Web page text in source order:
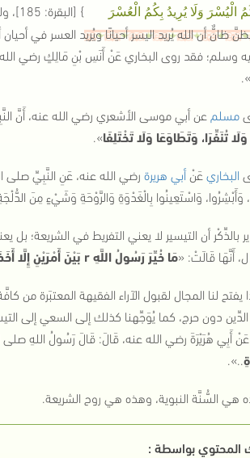
الْيُسْرَ وَلَا يُرِيدُ بِكُمُ الْعُسْرَ
} [البقرة: 185]
،
ظانٌّ أن الله يُريد اليسر أحيانًا ويُريد العسر في
وسلم؛ فقد روى البخاري عَنْ أَنَسِ بْنِ مَالِكٍ رضي
»
.
مسلم عن أبي موسى الأشعري رضي الله عنه، أَنَّ
تُنَفِّرَا، وَتَطَاوَعَا وَلَا تَخْتَلِفَا»
.
البخاري عَنْأبي هريرة رضي الله عنه، عَنِ النَّبِيِّ
وَأَبْشِرُوا، وَاسْتَعِينُوا بِالْغَدْوَةِ وَالرَّوْحَةِ وَشَيْءٍ مِنَ
بالذِّكْر أن التيسير لا يعني التفريط في الشريعة؛
أَنَّهَا قَالَتْ: «مَا خُيِّرَ رَسُولُ اللَّهِr بَيْنَ أَمْرَيْنِ إِلَّا
يفتح لنا المجال لقبول الآراء الفقيهة المعتبَرة من
دون حرج، كما يُوَجِّهنا كذلك إلى السعي إلى
أَبِي هُرَيْرَةَ رضي الله عنه، قَالَ: قَالَ رَسُولُ اللهِ
..»
.
هي السُّنَّة النبوية، وهذه هي روح الشريعة.
المحتوي بواسطة :